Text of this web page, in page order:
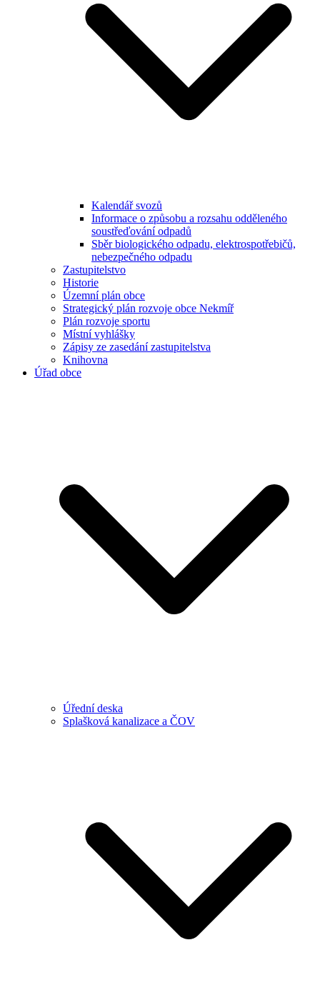
Kalendář svozů
Informace o způsobu a rozsahu odděleného
soustřeďování odpadů
Sběr biologického odpadu, elektrospotřebičů,
nebezpečného odpadu
Zastupitelstvo
Historie
Územní plán obce
Strategický plán rozvoje obce Nekmíř
Plán rozvoje sportu
Místní vyhlášky
Zápisy ze zasedání zastupitelstva
Knihovna
Úřad obce
Úřední deska
Splašková kanalizace a ČOV